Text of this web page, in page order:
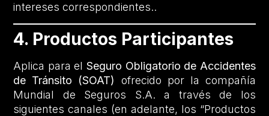
intereses correspondientes..
4. Productos Participantes
Aplica para el Seguro Obligatorio de Accidentes
de Tránsito (SOAT) ofrecido por la compañía
Mundial de Seguros S.A. a través de los
siguientes canales (en adelante, los “Productos